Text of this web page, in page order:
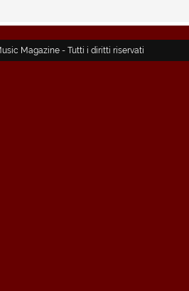
Magazine - Tutti i diritti riservati